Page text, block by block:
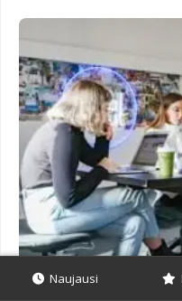
Naujausi